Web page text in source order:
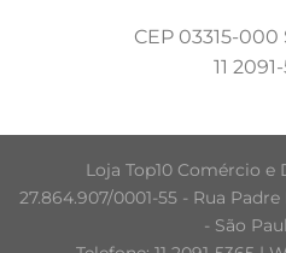
CEP 03315-000
11
Loja Top10 Comércio e
27.864.907/0001-55 - Rua
- São